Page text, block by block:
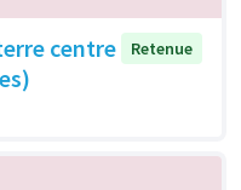
centre
Retenue